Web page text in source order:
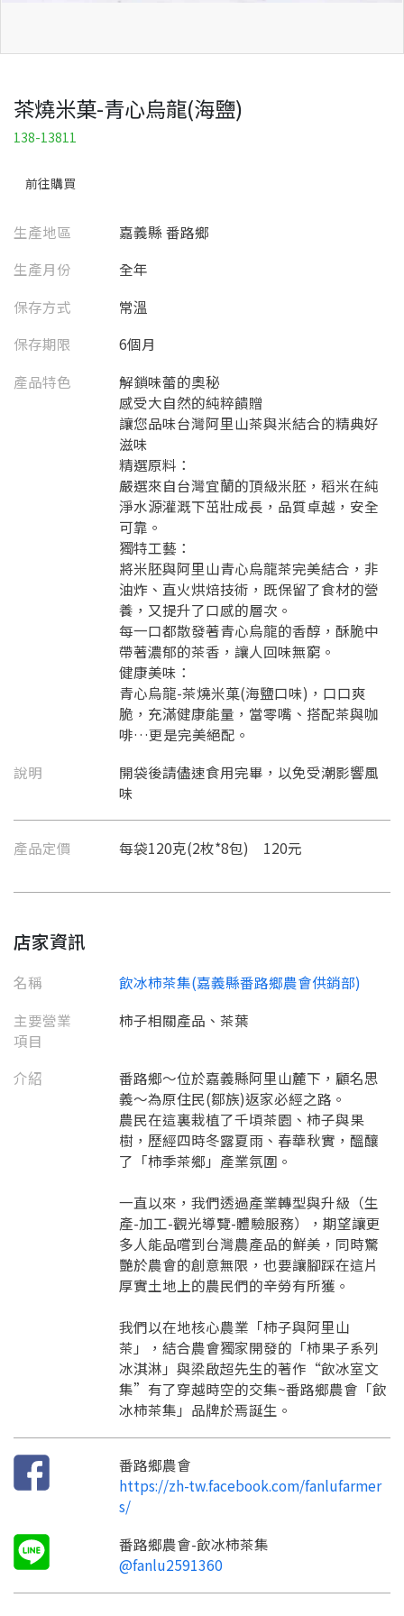
茶燒米菓-青心烏龍(海鹽)
138-13811
前往購買
生產地區
嘉義縣 番路鄉
生產月份
全年
保存方式
常溫
保存期限
6個月
產品特色
解鎖味蕾的奧秘
感受大自然的純粹饋贈
讓您品味台灣阿里山茶與米結合的精典好
滋味
精選原料：
嚴選來自台灣宜蘭的頂級米胚，稻米在純
淨水源灌溉下茁壯成長，品質卓越，安全
可靠。
獨特工藝：
將米胚與阿里山青心烏龍茶完美結合，非
油炸、直火烘焙技術，既保留了食材的營
養，又提升了口感的層次。
每一口都散發著青心烏龍的香醇，酥脆中
帶著濃郁的茶香，讓人回味無窮。
健康美味：
青心烏龍-茶燒米菓(海鹽口味)，口口爽
脆，充滿健康能量，當零嘴、搭配茶與咖
啡…更是完美絕配。
說明
開袋後請儘速食用完畢，以免受潮影響風
味
產品定價 每袋120克(2枚*8包) 120元
店家資訊
名稱
飲冰柿茶集(嘉義縣番路鄉農會供銷部)
主要營業
項目
柿子相關產品、茶葉
介紹
番路鄉～位於嘉義縣阿里山麓下，顧名思
義～為原住民(鄒族)返家必經之路。
農民在這裏栽植了千頃茶園、柿子與果
樹，歷經四時冬露夏雨、春華秋實，醞釀
了「柿季茶鄉」產業氛圍。
一直以來，我們透過產業轉型與升級（生
產-加工-觀光導覽-體驗服務），期望讓更
多人能品嚐到台灣農產品的鮮美，同時驚
艷於農會的創意無限，也要讓腳踩在這片
厚實土地上的農民們的辛勞有所獲。
我們以在地核心農業「柿子與阿里山
茶」，結合農會獨家開發的「柿果子系列
冰淇淋」與梁啟超先生的著作“飲冰室文
集”有了穿越時空的交集~番路鄉農會「飲
冰柿茶集」品牌於焉誕生。
番路鄉農會
https://zh-tw.facebook.com/fanlufarmer
s/
番路鄉農會-飲冰柿茶集
@fanlu2591360
要註冊嗎？
嗨~這個 LINE 帳號還沒有註冊過，
您要繼續嗎？
返回 繼續註冊
請加入LINE好友
請掃描或點擊 QR code
加入「嘉義優鮮」LINE 好友，
才能繼續註冊喔。
點擊加入 LINE 好友
返回 繼續註冊
註冊完成
註冊完成了！
開始填寫申請資料吧~
填寫申請資料
訊息
確認
要申請新產品嗎？
您的申請資料正在等候審查中，
要申請新產品嗎？
查看申請進度 申請新產品
返回首頁
要看申請秘笈嗎？
想知道怎麼做更容易通過審核嗎？
看看申請教學吧！
如果你已經準備好了，
點擊「直接申請」按鈕開始填寫申請表。
直接申請 看密笈
返回首頁